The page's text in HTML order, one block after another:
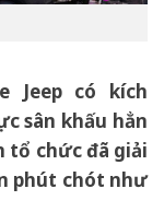
Jeep có kích
sân khấu hẳn
tổ chức đã giải
phút chót như